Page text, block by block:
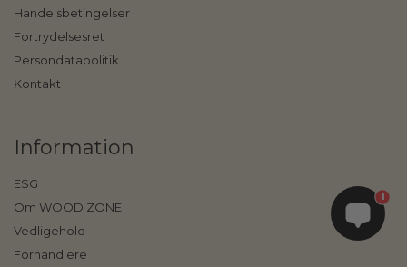
Handelsbetingelser
Fortrydelsesret
Persondatapolitik
Kontakt
Information
ESG
Om WOOD ZONE
Vedligehold
Forhandlere
1